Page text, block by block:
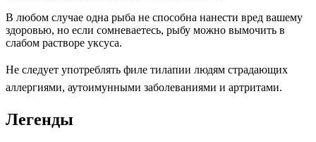
В любом случае одна рыба не способна нанести вред вашему
здоровью, но если сомневаетесь, рыбу можно вымочить в
слабом растворе уксуса.
Не следует употреблять филе тилапии людям страдающих
аллергиями, аутоимунными заболеваниями и артритами.
Легенды